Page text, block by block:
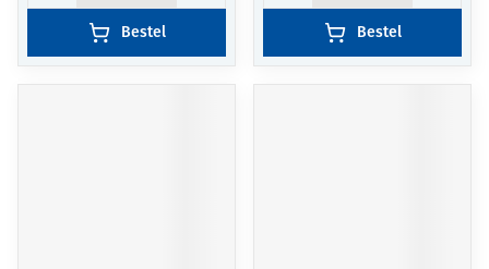
Bestel Bestel